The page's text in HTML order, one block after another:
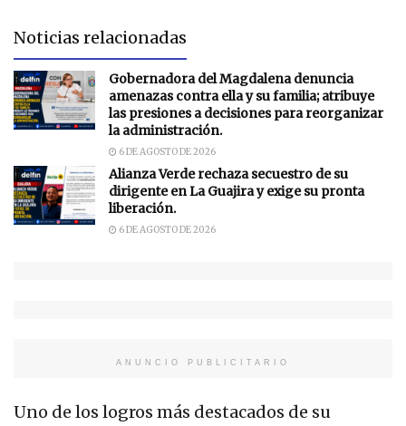
Noticias relacionadas
Gobernadora del Magdalena denuncia
amenazas contra ella y su familia; atribuye
las presiones a decisiones para reorganizar
la administración.
6 DE AGOSTO DE 2026
Alianza Verde rechaza secuestro de su
dirigente en La Guajira y exige su pronta
liberación.
6 DE AGOSTO DE 2026
ANUNCIO PUBLICITARIO
Uno de los logros más destacados de su